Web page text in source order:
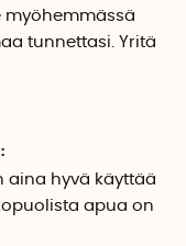
myöhemmässä
tunnettasi. Yritä
aina hyvä käyttää
apua on